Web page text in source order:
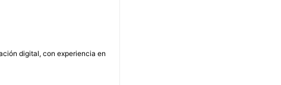
digital, con experiencia en